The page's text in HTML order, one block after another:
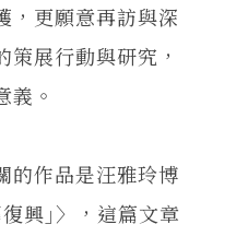
，更願意再訪與深
展行動與研究，
義。
作品是汪雅玲博
興｣〉，這篇文章